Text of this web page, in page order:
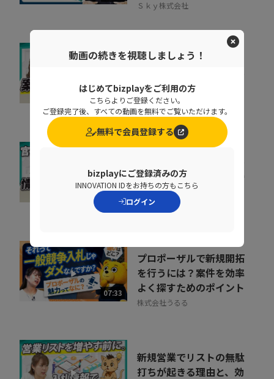
Ｓｋｙ株式会社
08:46
公共入札での成果の出し
きる体制づくりのポ...
株式会社うるる
09:11
札公示前の情報から提案
機会を見つける方法
株式会社うるる
07:33
プロポーザルで新規開拓
を行うには？案件を効率
よく探すためのポイント
株式会社うるる
新規営業でリストの無駄
打ちが起きる理由と、効
動画の続きを視聴しましょう！
はじめてbizplayをご利用の方
こちらよりご登録ください。
ご登録完了後、すべての動画を無料でご覧いただけます。
無料で会員登録する
bizplayにご登録済みの方
INNOVATION IDをお持ちの方もこちら
ログイン